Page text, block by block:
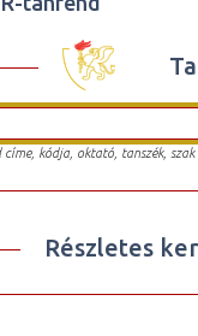
kódja, oktató, tanszék,
Részletes